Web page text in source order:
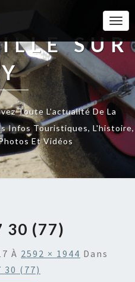
SUR
Toute L'actualité De La
Infos Touristiques, L'histoire,
Et Vidéos
30 (77)
À 2592 × 1944 Dans
30 (77)